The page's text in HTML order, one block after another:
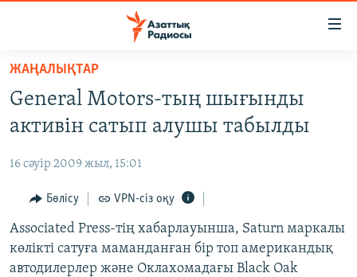
Skip
main
content
to
Navigation
Skip
to
Search
ЖАҢАЛЫҚТАР
ҚАҢТАР ОҚИҒАСЫ
АДАМ ҚҰҚЫҚТАРЫ
ӘЛЕУМЕТ
ӘЛЕМ
ЖАҢАЛЫҚТАР
General Motors-тың шығынды
активін сатып алушы табылды
16 сәуір 2009 жыл, 15:01
Бөлісу VPN-сіз оқу
Associated Press-тің хабарлауынша, Saturn маркалы
көлікті сатуға маманданған бір топ американдық
автодилерлер және Оклахомадағы Black Oak